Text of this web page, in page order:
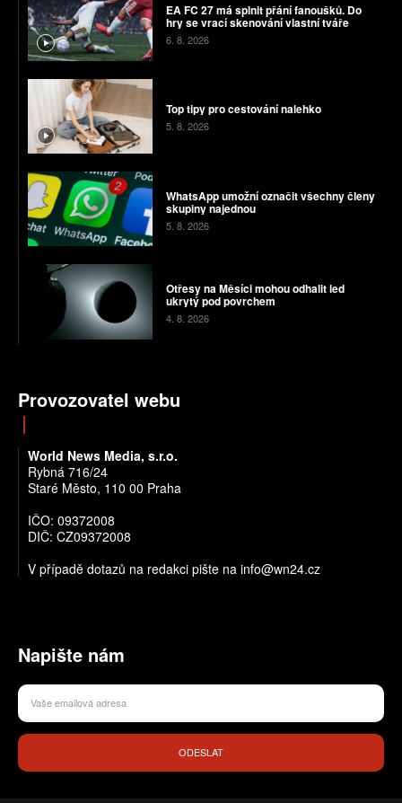
EA FC 27 má splnit přání fanoušků. Do
hry se vrací skenování vlastní tváře
6. 8. 2026
Top tipy pro cestování nalehko
5. 8. 2026
WhatsApp umožní označit všechny členy
skupiny najednou
5. 8. 2026
Otřesy na Měsíci mohou odhalit led
ukrytý pod povrchem
4. 8. 2026
Provozovatel webu
World News Media, s.r.o.
Rybná 716/24
Staré Město, 110 00 Praha
IČO: 09372008
DIČ: CZ09372008
V případě dotazů na redakci pište na info@wn24.cz
Napište nám
ODESLAT